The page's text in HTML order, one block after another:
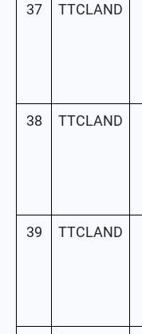
37 TTCLAND
38 TTCLAND
39 TTCLAND